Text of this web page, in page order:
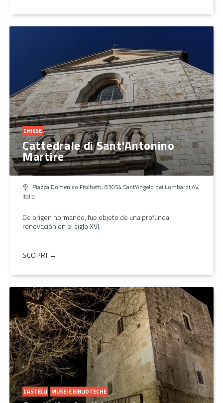
CHIESE
Cattedrale di Sant'Antonino
Martire
Piazza Domenico Fischetti, 83054 Sant'Angelo dei Lombardi AV,
Italia
De origen normando, fue objeto de una profunda
renovación en el siglo XVI.
SCOPRI →
CASTELLI MUSEI E BIBLIOTECHE